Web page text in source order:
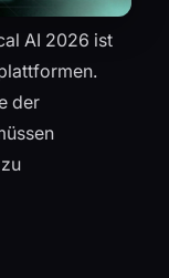
AI 2026 ist
der